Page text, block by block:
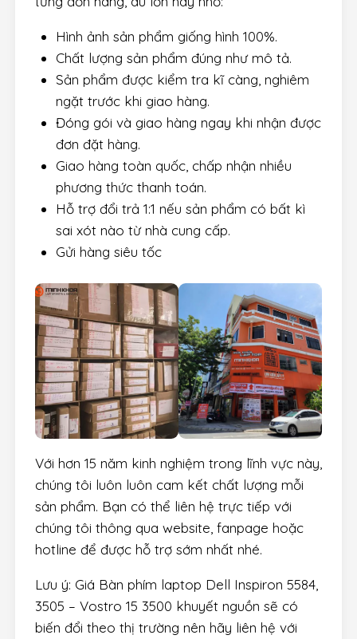
Hình ảnh sản phẩm giống hình 100%.
Chất lượng sản phẩm đúng như mô tả.
Sản phẩm được kiểm tra kĩ càng, nghiêm
ngặt trước khi giao hàng.
Đóng gói và giao hàng ngay khi nhận được
đơn đặt hàng.
Giao hàng toàn quốc, chấp nhận nhiều
phương thức thanh toán.
Hỗ trợ đổi trả 1:1 nếu sản phẩm có bất kì
sai xót nào từ nhà cung cấp.
Gửi hàng siêu tốc
Với hơn 15 năm kinh nghiệm trong lĩnh vực này,
chúng tôi luôn luôn cam kết chất lượng mỗi
sản phẩm. Bạn có thể liên hệ trực tiếp với
chúng tôi thông qua website, fanpage hoặc
hotline để được hỗ trợ sớm nhất nhé.
Lưu ý: Giá Bàn phím laptop Dell Inspiron 5584,
3505 – Vostro 15 3500 khuyết nguồn sẽ có
biến đổi theo thị trường nên hãy liên hệ với